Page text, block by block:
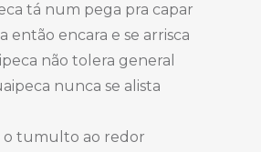
tá num pega pra capar
então encara e se arrisca
não tolera general
nunca se alista
o tumulto ao redor